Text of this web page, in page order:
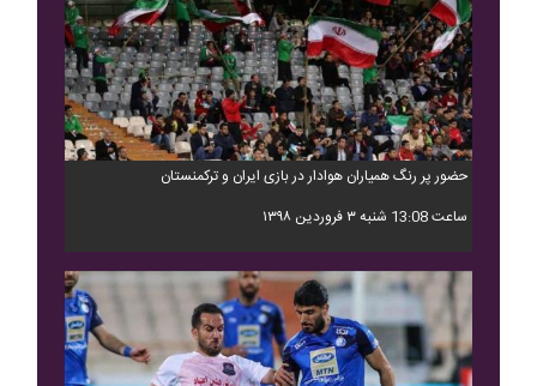
حضور پر رنگ همیاران هوادار در بازی ایران و ترکمنستان
ساعت 13:08 شنبه ۳ فروردین ۱۳۹۸